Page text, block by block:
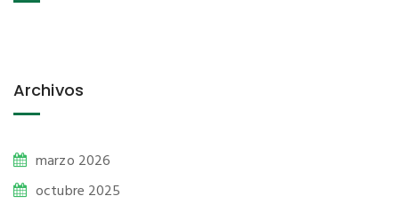
Archivos
marzo 2026
octubre 2025